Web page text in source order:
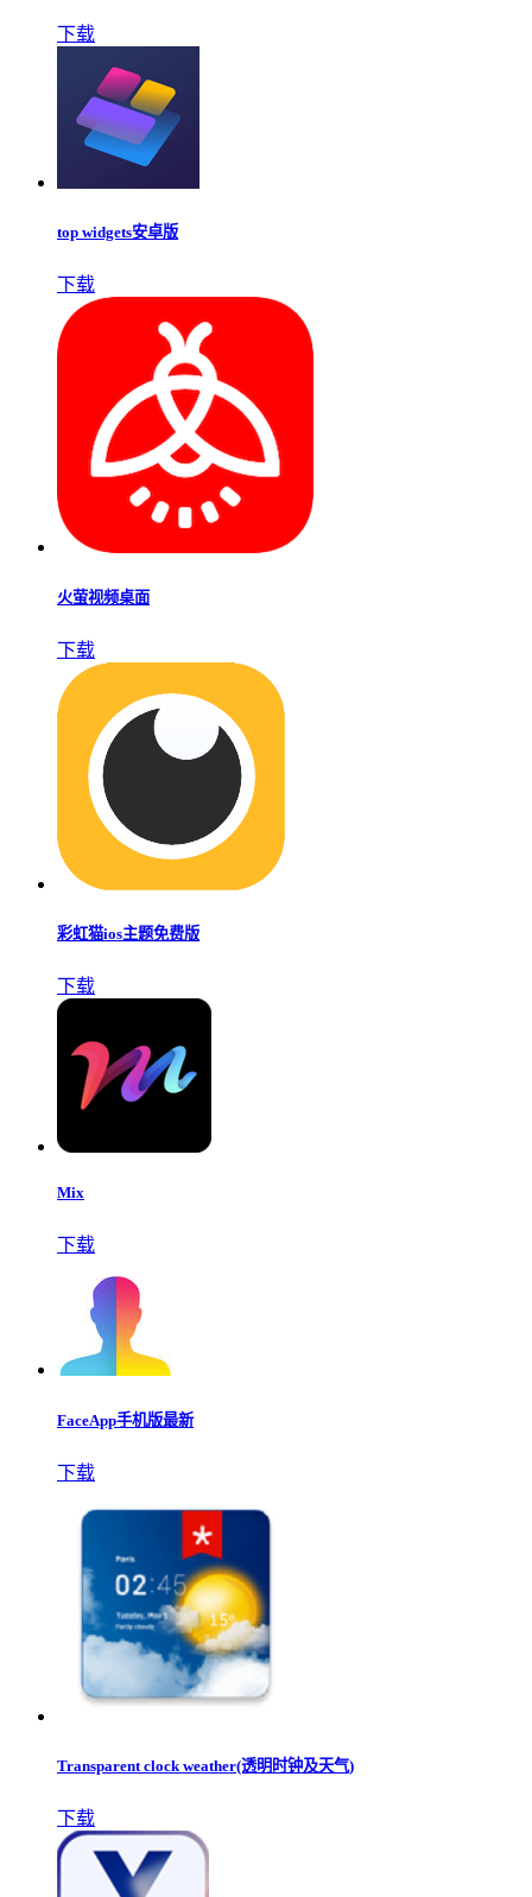
下载
top widgets安卓版
下载
火萤视频桌面
下载
彩虹猫ios主题免费版
下载
Mix
下载
FaceApp手机版最新
下载
Transparent clock weather(透明时钟及天气)
下载